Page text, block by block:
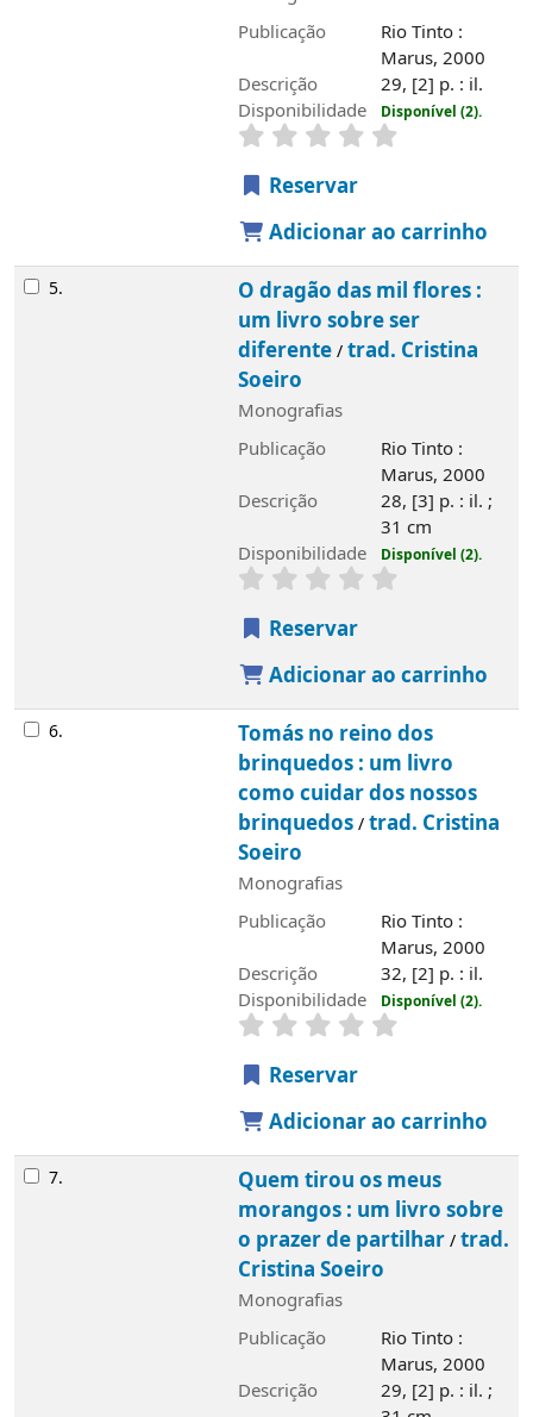
Publicação
Rio Tinto :
Marus, 2000
Descrição
29, [2] p. : il.
Disponibilidade
Disponível (2).
Reservar
Adicionar ao carrinho
5.
O dragão das mil flores :
um livro sobre ser
diferente/trad. Cristina
Soeiro
Monografias
Publicação
Rio Tinto :
Marus, 2000
Descrição
28, [3] p. : il. ;
31 cm
Disponibilidade
Disponível (2).
Reservar
Adicionar ao carrinho
6.
Tomás no reino dos
brinquedos : um livro
como cuidar dos nossos
brinquedos/trad. Cristina
Soeiro
Monografias
Publicação
Rio Tinto :
Marus, 2000
Descrição
32, [2] p. : il.
Disponibilidade
Disponível (2).
Reservar
Adicionar ao carrinho
7.
Quem tirou os meus
morangos : um livro sobre
o prazer de partilhar/trad.
Cristina Soeiro
Monografias
Publicação
Rio Tinto :
Marus, 2000
Descrição
29, [2] p. : il. ;